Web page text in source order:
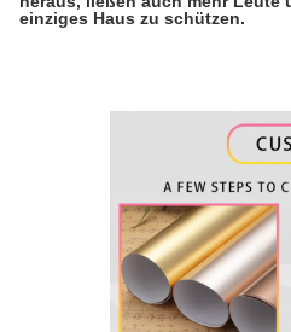
einziges Haus zu schützen.